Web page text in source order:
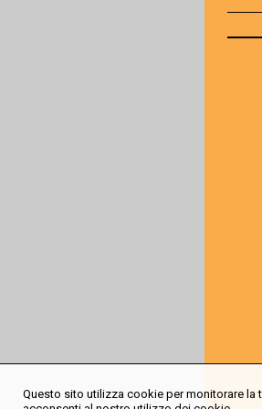
Questo sito utilizza cookie per monitorare la